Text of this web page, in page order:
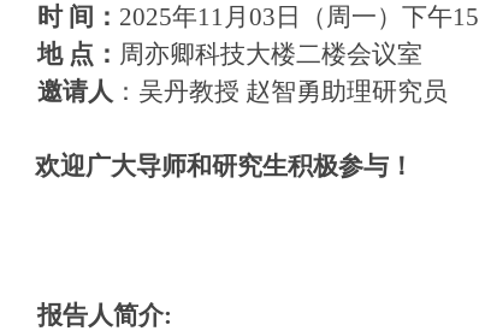
时 间： 2025年11 月 03 日（ 周一） 下午15
地 点： 周亦卿科技大楼二楼会议室
邀请人 ： 吴丹教授 赵智勇助理研究员
欢迎广大导师和研究生积极参与！
报告人简介: